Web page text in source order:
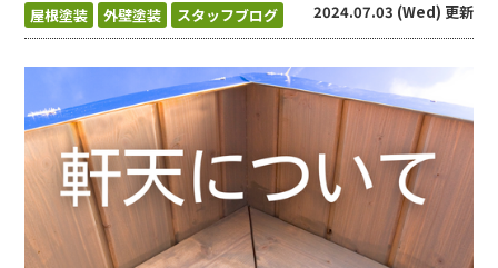
屋根塗装 外壁塗装 スタッフブログ 2024.07.03 (Wed) 更新